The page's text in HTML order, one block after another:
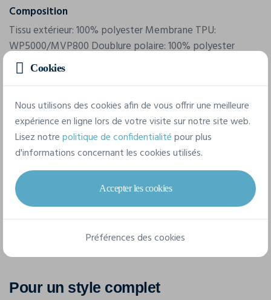
Composition
Tissu extérieur: 100% polyester Membrane TPU:
WP5000/MVP800 Doublure polaire: 100% polyester
Rembourrage: 100% polyester, Bluesign® APPROVED
Doublure: 100% polyester
7 tailles disponibles
Pour un style complet
Cookies
Nous utilisons des cookies afin de vous offrir une meilleure
expérience en ligne lors de votre visite sur notre site web.
Lisez notrepolitique de confidentialitépour plus
d'informations concernant les cookies utilisés.
Accepter les cookies
Préférences des cookies